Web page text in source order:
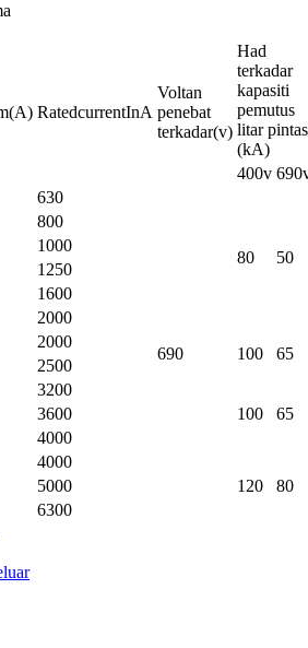
RatedcurrentInA
Voltan
penebat
terkadar(v)
Had
terkadar
kapasiti
pemutus
litar pintas
(kA)
400v
630
690
80 50
800
1000
1250
1600
2000
2000
100 65
2500
3200
100
65
3600
4000
4000
120
80
5000
6300